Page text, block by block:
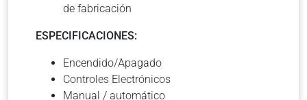
de fabricación
ESPECIFICACIONES:
Encendido/Apagado
Controles Electrónicos
Manual / automático